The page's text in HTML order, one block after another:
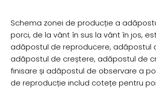
Schema zonei de producție a
porci, de la vânt în sus la vânt în jos,
adăpostul de reproducere, adăpostul
adăpostul de creștere, adăpostul de
finisare și adăpostul de observare a
de reproducție includ cotețe pentru